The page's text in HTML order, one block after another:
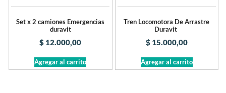
Set x 2 camiones Emergencias
duravit
$ 12.000,00
Agregar al carrito
Tren Locomotora De Arrastre
Duravit
$15.000,00
Agregar al carrito